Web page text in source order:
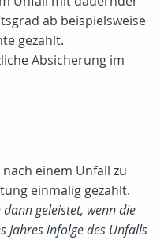
ab beispielsweise
gezahlt.
Absicherung im
einem Unfall zu
einmalig gezahlt.
geleistet, wenn die
Jahres infolge des Unfalls